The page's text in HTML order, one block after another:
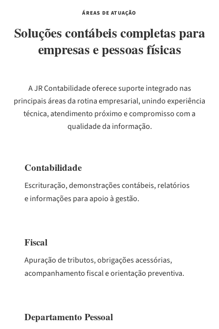
ÁREAS DE ATUAÇÃO
Soluções contábeis completas para
empresas e pessoas físicas
A JR Contabilidade oferece suporte integrado nas
principais áreas da rotina empresarial, unindo experiência
técnica, atendimento próximo e compromisso com a
qualidade da informação.
Contabilidade
Escrituração, demonstrações contábeis, relatórios
e informações para apoio à gestão.
Fiscal
Apuração de tributos, obrigações acessórias,
acompanhamento fiscal e orientação preventiva.
Departamento Pessoal